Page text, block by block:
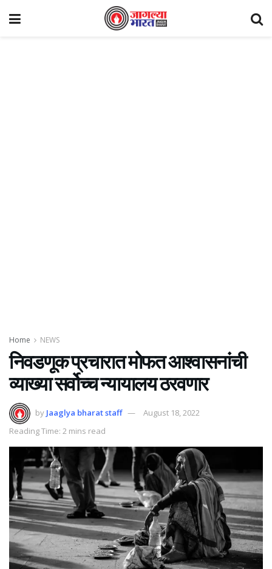
Home NEWS
निवडणूक प्रचारात मोफत आश्वासनांची
व्याख्या सर्वोच्च न्यायालय ठरवणार
by Jaaglya bharat staff
August 18, 2022
Reading Time: 2 mins read